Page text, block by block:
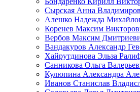
Сырская Анна
Алешко Надежда
Коренев Максим
Вербов Максим
Вандакуров Александр
Хайрутдинова Эльза
Санникова Ольга
Кулюпина Александра
Иванов Станислав